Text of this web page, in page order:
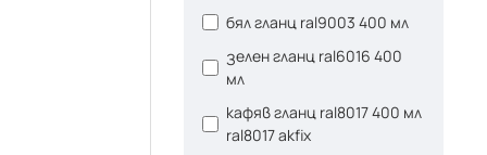
бял гланц ral9003 400 мл
зелен гланц ral6016 400
мл
кафяв гланц ral8017 400 мл
ral8017 akfix